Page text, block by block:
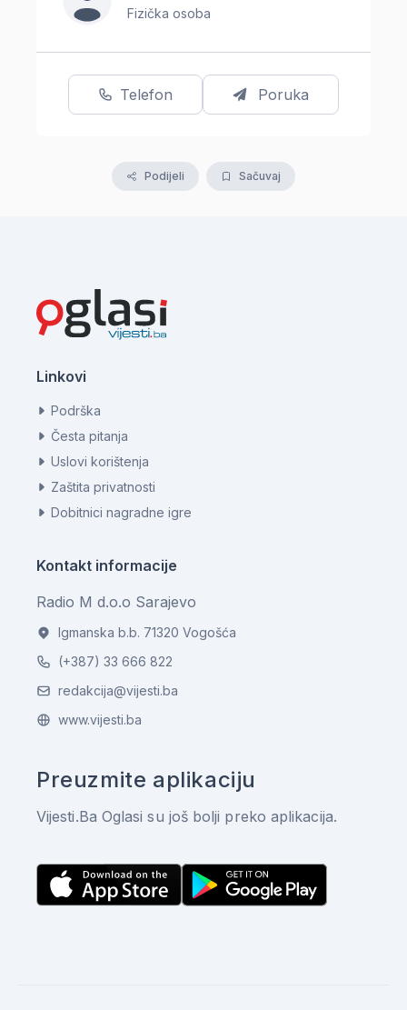
Fizička osoba
Telefon Poruka
Podijeli Sačuvaj
Linkovi
Podrška
Česta pitanja
Uslovi korištenja
Zaštita privatnosti
Dobitnici nagradne igre
Kontakt informacije
Radio M d.o.o Sarajevo
Igmanska b.b. 71320 Vogošća
(+387) 33 666 822
redakcija@vijesti.ba
www.vijesti.ba
Preuzmite aplikaciju
Vijesti.Ba Oglasi su još bolji preko aplikacija.